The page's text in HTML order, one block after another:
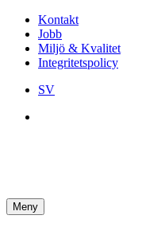
Kontakt
Jobb
Miljö & Kvalitet
Integritetspolicy
SV
Meny